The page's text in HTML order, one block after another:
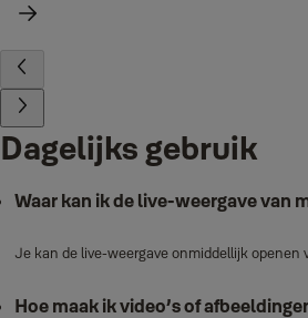
Dagelijks gebruik
Waar kan ik de live‑weergave van
Je kan de live‑weergave onmiddellijk openen
Hoe maak ik video’s of